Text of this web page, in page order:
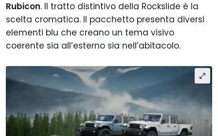
Rubicon. Il tratto distintivo della Rockslide è la
scelta cromatica. Il pacchetto presenta diversi
elementi blu che creano un tema visivo
coerente sia all’esterno sia nell’abitacolo.